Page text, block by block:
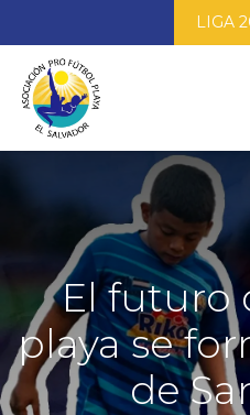
LIGA
El futuro
playa se
de